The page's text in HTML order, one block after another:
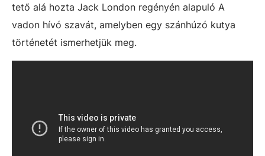
tető alá hozta Jack London regényén alapuló A
vadon hívó szavát, amelyben egy szánhúzó kutya
történetét ismerhetjük meg.